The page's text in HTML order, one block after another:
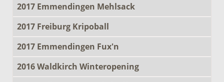
2017 Emmendingen Mehlsack
2017 Freiburg Kripoball
2017 Emmendingen Fux'n
2016 Waldkirch Winteropening